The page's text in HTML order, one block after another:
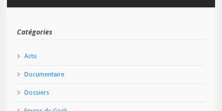
Catégories
Actu
Documentaire
Dossiers